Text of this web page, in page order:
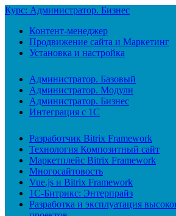
Курс: Администратор. Бизнес
Контент-менеджер
Продвижение сайта и Маркетинг
Установка и настройка
Администратор. Базовый
Администратор. Модули
Администратор. Бизнес
Интеграция с 1С
Разработчик Bitrix Framework
Технология Композитный сайт
Маркетплейс Bitrix Framework
Многосайтовость
Vue.js и Bitrix Framework
1С-Битрикс: Энтерпрайз
Разработка и эксплуатация